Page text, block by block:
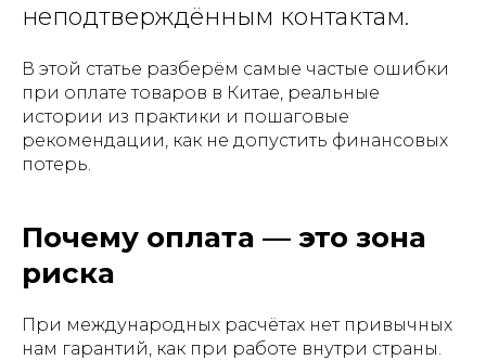
неподтверждённым контактам.
В этой статье разберём самые частые ошибки
при оплате товаров в Китае, реальные
истории из практики и пошаговые
рекомендации, как не допустить финансовых
потерь.
Почему оплата — это зона
риска
При международных расчётах нет привычных
нам гарантий, как при работе внутри страны.